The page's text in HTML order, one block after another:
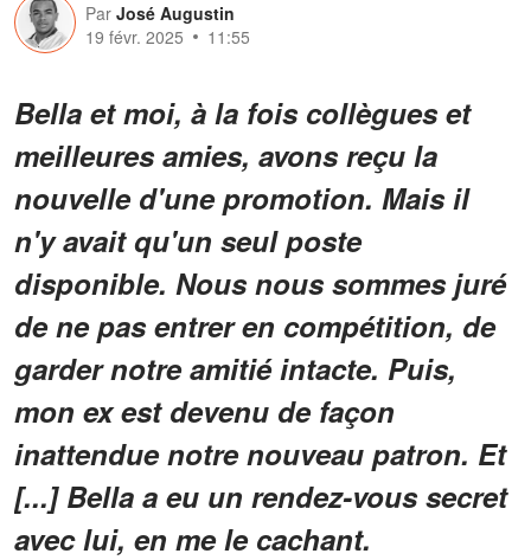
Par José Augustin
19 févr. 2025
11:55
Bella et moi, à la fois collègues et
meilleures amies, avons reçu la
nouvelle d'une promotion. Mais il
n'y avait qu'un seul poste
disponible. Nous nous sommes juré
de ne pas entrer en compétition, de
garder notre amitié intacte. Puis,
mon ex est devenu de façon
inattendue notre nouveau patron. Et
[...] Bella a eu un rendez-vous secret
avec lui, en me le cachant.